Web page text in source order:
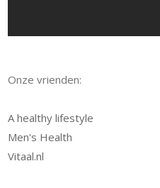
Onze vrienden:
A healthy lifestyle
Men's Health
Vitaal.nl